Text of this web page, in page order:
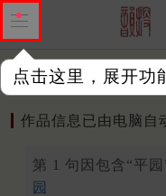
点击这里，展开功
作品 标注四声 出处
作品信息已由电脑自
第 1 句因包含“平
园